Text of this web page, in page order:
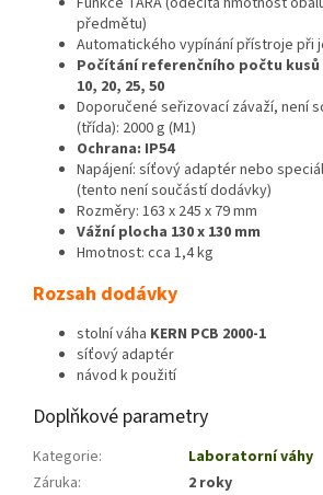
předmětu)
Automatického vypínání přístroje při
Počítání referenčního počtu
10, 20, 25, 50
Doporučené seřizovací závaží, není
(třída): 2000 g (M1)
Ochrana: IP54
Napájení: síťový adaptér nebo
(tento není součástí dodávky)
Rozměry: 163 x 245 x 79 mm
Vážní plocha 130 x 130 mm
Hmotnost: cca 1,4 kg
Rozsah dodávky
stolní váha KERN PCB 2000-1
síťový adaptér
návod k použití
Doplňkové parametry
Kategorie:
Laboratorní váhy
Záruka:
2 roky